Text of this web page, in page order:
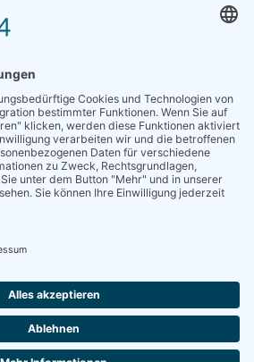
und die DGG – regelmäßig in Ihrem
und Geriatrie informiert über Neues aus